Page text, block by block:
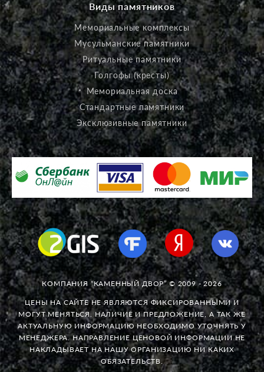
Виды памятников
Мемориальные комплексы
Мусульманские памятники
Ритуальные памятники
Голгофы (кресты)
Мемориальная доска
Стандартные памятники
Эксклюзивные памятники
КОМПАНИЯ “КАМЕННЫЙ ДВОР” © 2009 - 2026
ЦЕНЫ НА САЙТЕ НЕ ЯВЛЯЮТСЯ ФИКСИРОВАННЫМИ И
МОГУТ МЕНЯТЬСЯ. НАЛИЧИЕ И ПРЕДЛОЖЕНИЕ, А ТАК ЖЕ
АКТУАЛЬНУЮ ИНФОРМАЦИЮ НЕОБХОДИМО УТОЧНЯТЬ У
МЕНЕДЖЕРА. НАПРАВЛЕНИЕ ЦЕНОВОЙ ИНФОРМАЦИИ НЕ
НАКЛАДЫВАЕТ НА НАШУ ОРГАНИЗАЦИЮ НИ КАКИХ
ОБЯЗАТЕЛЬСТВ.